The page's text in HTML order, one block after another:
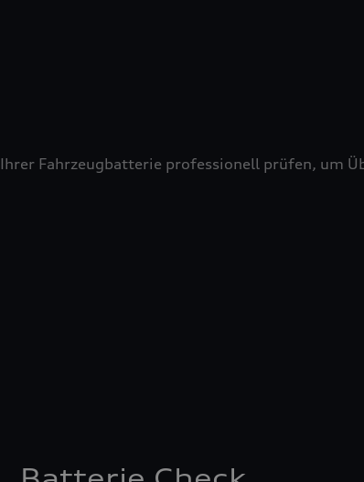
Fahrzeugbatterie professionell prüfen, um